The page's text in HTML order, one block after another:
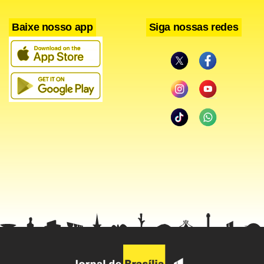
Baixe nosso app Siga nossas redes